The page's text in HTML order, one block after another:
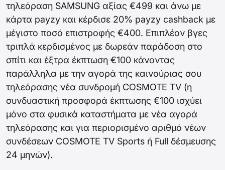
τηλεόραση SAMSUNG αξίας €499 και άνω με
κάρτα payzy και κέρδισε 20% payzy cashback με
μέγιστο ποσό επιστροφής €400. Επιπλέον βγες
τριπλά κερδισμένος με δωρεάν παράδοση στο
σπίτι και έξτρα έκπτωση €100 κάνοντας
παράλληλα με την αγορά της καινούριας σου
τηλεόρασης νέα συνδρομή COSMOTE TV (η
συνδυαστική προσφορά έκπτωσης €100 ισχύει
μόνο στα φυσικά καταστήματα με νέα αγορά
τηλεόρασης και για περιορισμένο αριθμό νέων
συνδέσεων COSMOTE TV Sports ή Full δέσμευσης
24 μηνών).